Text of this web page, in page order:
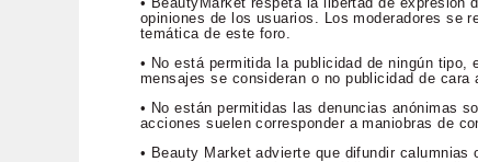
opiniones de los usuarios. Los moderadores se
temática de este foro.
• No está permitida la publicidad de ningún
mensajes se consideran o no publicidad de
• No están permitidas las denuncias anónimas
acciones suelen corresponder a maniobras de
• Beauty Market advierte que difundir